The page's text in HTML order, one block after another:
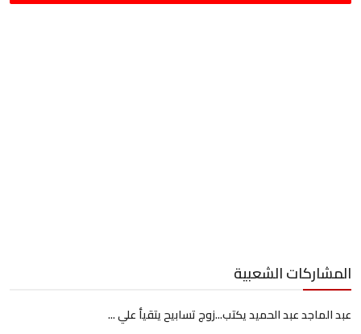
المشاركات الشعبية
عبد الماجد عبد الحميد يكتب...زوج تسابيح يتقيأ علي ...